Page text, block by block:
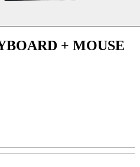
+ MOUSE